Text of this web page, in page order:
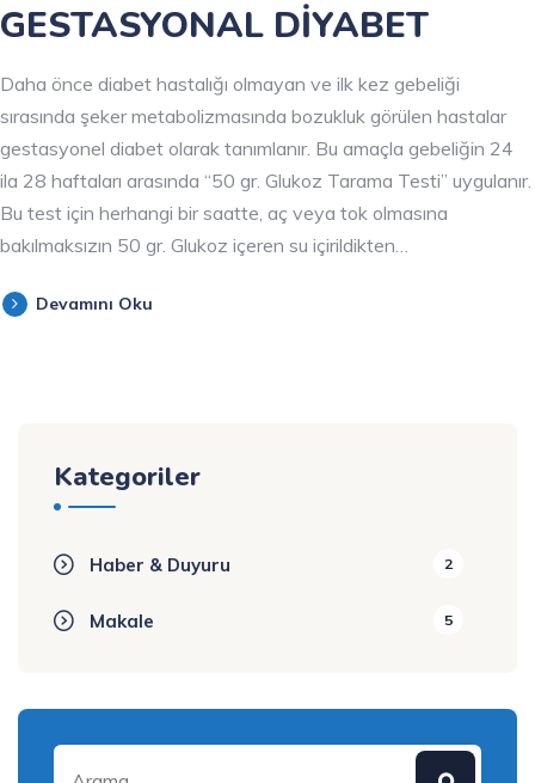
GESTASYONAL DİYABET
Daha önce diabet hastalığı olmayan ve ilk kez gebeliği
sırasında şeker metabolizmasında bozukluk görülen hastalar
gestasyonel diabet olarak tanımlanır. Bu amaçla gebeliğin 24
ila 28 haftaları arasında “50 gr. Glukoz Tarama Testi” uygulanır.
Bu test için herhangi bir saatte, aç veya tok olmasına
bakılmaksızın 50 gr. Glukoz içeren su içirildikten…
Devamını Oku
Kategoriler
Haber & Duyuru 2
Makale 5